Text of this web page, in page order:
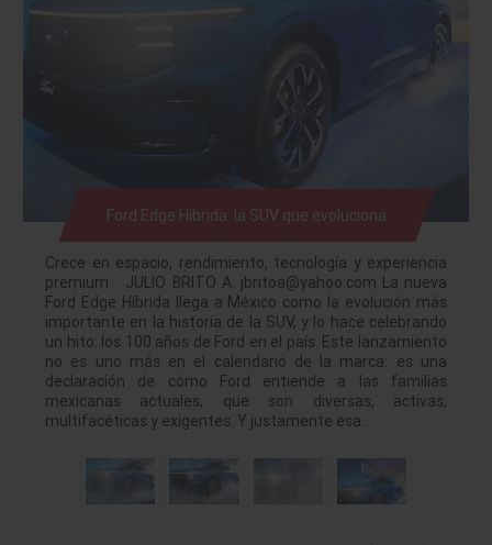
Ford Edge Híbrida: la SUV que evoluciona
Crece en espacio, rendimiento, tecnología y experiencia
premium JULIO BRITO A. jbritoa@yahoo.com La nueva
Ford Edge Híbrida llega a México como la evolución más
importante en la historia de la SUV, y lo hace celebrando
un hito: los 100 años de Ford en el país. Este lanzamiento
no es uno más en el calendario de la marca: es una
declaración de cómo Ford entiende a las familias
mexicanas actuales, que son diversas, activas,
multifacéticas y exigentes. Y justamente esa…